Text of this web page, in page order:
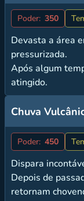
Poder: 350
Devasta a área
pressurizada.
Após algum
atingido.
Chuva
Poder: 450
Dispara
Depois de
retornam